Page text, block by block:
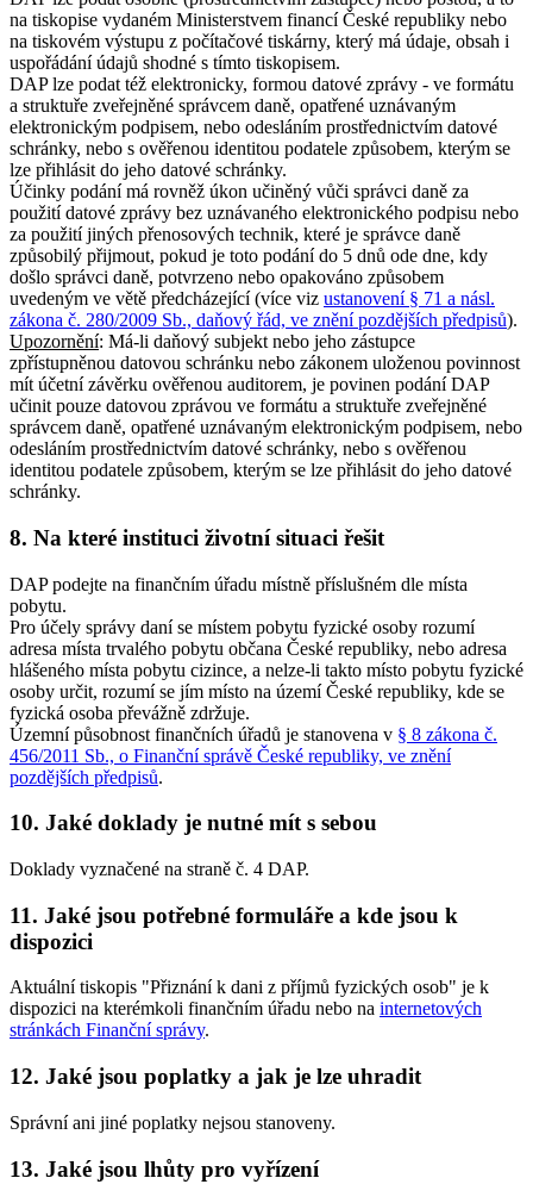
na tiskopise vydaném Ministerstvem financí České republiky nebo
na tiskovém výstupu z počítačové tiskárny, který má údaje, obsah i
uspořádání údajů shodné s tímto tiskopisem.
DAP lze podat též elektronicky, formou datové zprávy - ve formátu
a struktuře zveřejněné správcem daně, opatřené uznávaným
elektronickým podpisem, nebo odesláním prostřednictvím datové
schránky, nebo s ověřenou identitou podatele způsobem, kterým se
lze přihlásit do jeho datové schránky.
Účinky podání má rovněž úkon učiněný vůči správci daně za
použití datové zprávy bez uznávaného elektronického podpisu nebo
za použití jiných přenosových technik, které je správce daně
způsobilý přijmout, pokud je toto podání do 5 dnů ode dne, kdy
došlo správci daně, potvrzeno nebo opakováno způsobem
uvedeným ve větě předcházející (více viz ustanovení § 71 a násl.
zákona č. 280/2009 Sb., daňový řád, ve znění pozdějších předpisů).
Upozornění: Má-li daňový subjekt nebo jeho zástupce
zpřístupněnou datovou schránku nebo zákonem uloženou povinnost
mít účetní závěrku ověřenou auditorem, je povinen podání DAP
učinit pouze datovou zprávou ve formátu a struktuře zveřejněné
správcem daně, opatřené uznávaným elektronickým podpisem, nebo
odesláním prostřednictvím datové schránky, nebo s ověřenou
identitou podatele způsobem, kterým se lze přihlásit do jeho datové
schránky.
8. Na které instituci životní situaci řešit
DAP podejte na finančním úřadu místně příslušném dle místa
pobytu.
Pro účely správy daní se místem pobytu fyzické osoby rozumí
adresa místa trvalého pobytu občana České republiky, nebo adresa
hlášeného místa pobytu cizince, a nelze-li takto místo pobytu fyzické
osoby určit, rozumí se jím místo na území České republiky, kde se
fyzická osoba převážně zdržuje.
Územní působnost finančních úřadů je stanovena v § 8 zákona č.
456/2011 Sb., o Finanční správě České republiky, ve znění
pozdějších předpisů.
10. Jaké doklady je nutné mít s sebou
Doklady vyznačené na straně č. 4 DAP.
11. Jaké jsou potřebné formuláře a kde jsou k
dispozici
Aktuální tiskopis "Přiznání k dani z příjmů fyzických osob" je k
dispozici na kterémkoli finančním úřadu nebo na internetových
stránkách Finanční správy.
12. Jaké jsou poplatky a jak je lze uhradit
Správní ani jiné poplatky nejsou stanoveny.
13. Jaké jsou lhůty pro vyřízení